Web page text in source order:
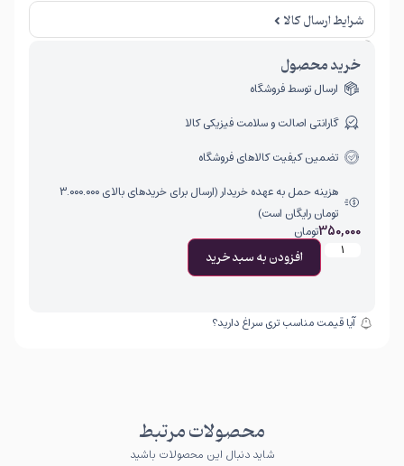
شرایط ارسال کالا
خرید محصول
ارسال توسط فروشگاه
گارانتی اصالت و سلامت فیزیکی کالا
تضمین کیفیت کالاهای فروشگاه
هزینه حمل به عهده خریدار (ارسال برای خریدهای بالای ۳.۰۰۰.۰۰۰
تومان رایگان است)
350,000تومان
افزودن به سبد خرید
آیا قیمت مناسب تری سراغ دارید؟
محصولات مرتبط
شاید دنبال این محصولات باشید